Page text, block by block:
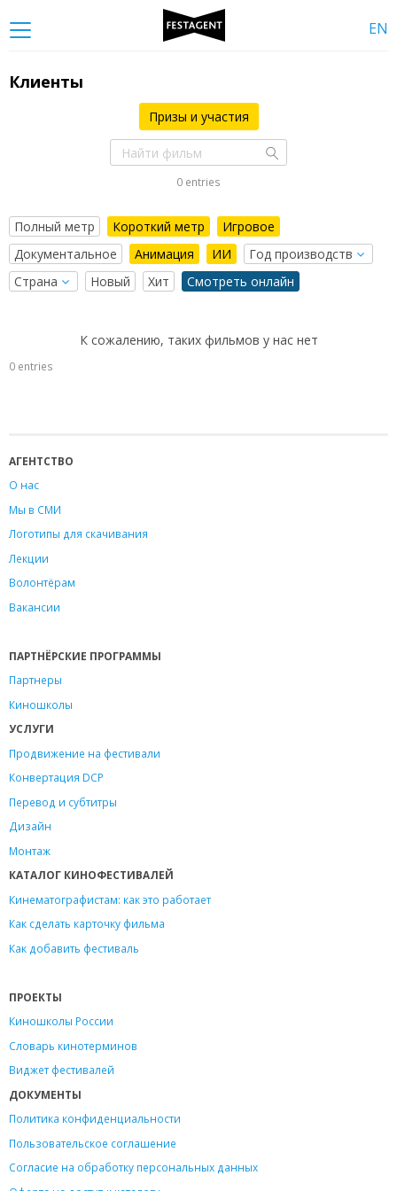
EN
Клиенты
Призы и участия
0 entries
Полный метр Короткий метр
Игровое
Документальное
Анимация
ИИ
Новый
Хит Смотреть онлайн
К сожалению, таких фильмов у нас нет
0 entries
АГЕНТСТВО
О нас
Мы в СМИ
Логотипы для скачивания
Лекции
Волонтёрам
Вакансии
ПАРТНЁРСКИЕ ПРОГРАММЫ
Партнеры
Киношколы
УСЛУГИ
Продвижение на фестивали
Конвертация DCP
Перевод и субтитры
Дизайн
Монтаж
КАТАЛОГ КИНОФЕСТИВАЛЕЙ
Кинематографистам: как это работает
Как сделать карточку фильма
Как добавить фестиваль
ПРОЕКТЫ
Киношколы России
Словарь кинотерминов
Виджет фестивалей
ДОКУМЕНТЫ
Политика конфиденциальности
Пользовательское соглашение
Согласие на обработку персональных данных